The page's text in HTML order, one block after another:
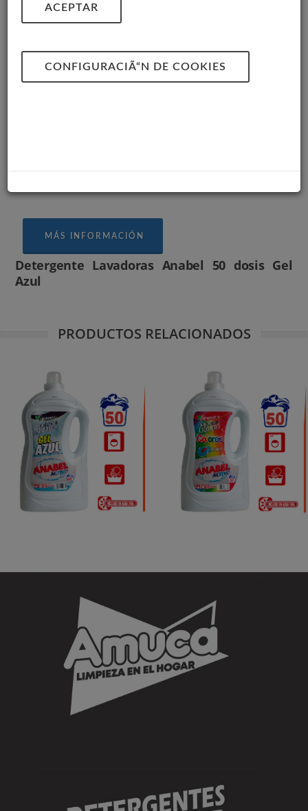
ACEPTAR
CONFIGURACIÃ“N DE COOKIES
GEL AZUL
FORMATO 50 LAVADOS | CAJA 4UDS | PALET 48
CAJAS.
agradable perfume.
MÁS INFORMACIÓN
Detergente Lavadoras Anabel 50 dosis Gel
Azul
PRODUCTOS RELACIONADOS